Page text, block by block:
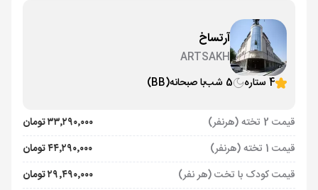
آرتساخ
ARTSAKH
4 ستاره
5 شب با صبحانه(BB)
قیمت 2 تخته (هرنفر)
۳۳٬۲۹۰٬۰۰۰ تومان
قیمت 1 تخته (هرنفر)
۴۴٬۲۹۰٬۰۰۰ تومان
قیمت کودک با تخت (هر نفر)
۲۹٬۴۹۰٬۰۰۰ تومان